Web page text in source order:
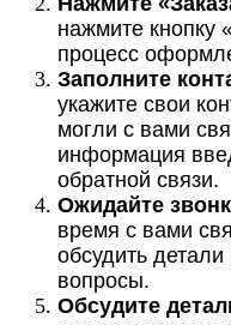
нажмите кнопку
процесс
Заполните
укажите свои
могли с вами
информация
обратной связи.
Ожидайте
время с вами
обсудить
вопросы.
Обсудите